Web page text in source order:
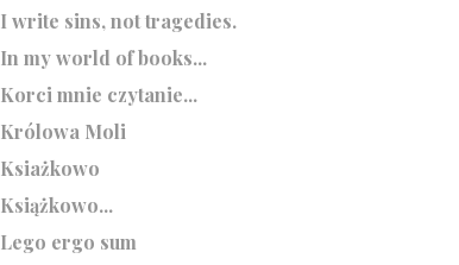
I write sins, not tragedies.
In my world of books...
Korci mnie czytanie...
Królowa Moli
Ksiażkowo
Książkowo...
Lego ergo sum